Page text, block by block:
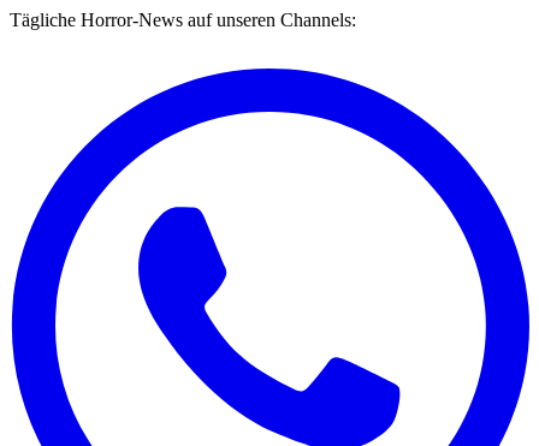
Tägliche Horror-News auf unseren Channels: